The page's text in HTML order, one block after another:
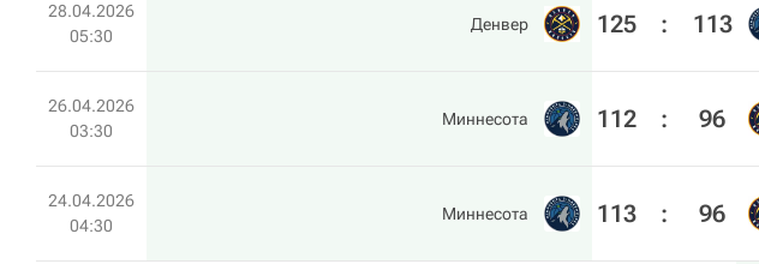
28.04.2026
05:30
Денвер 125 : 113
26.04.2026
03:30
Миннесота 112 : 96
24.04.2026
04:30
Миннесота 113 : 96